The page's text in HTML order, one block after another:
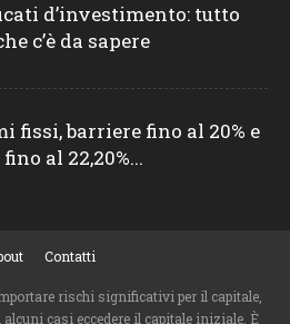
d’investimento: tutto
c’è da sapere
fissi, barriere fino al 20% e
al 22,20%...
Contatti
rischi significativi per il capitale,
alcuni casi eccedere il capitale iniziale. È